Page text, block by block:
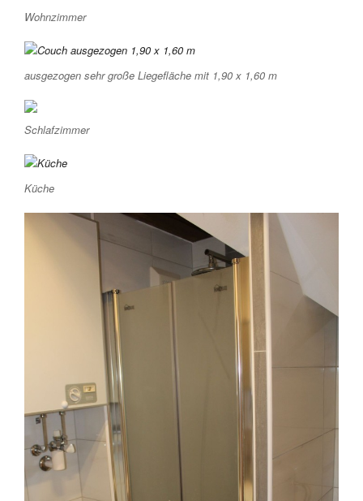
Wohnzimmer
ausgezogen sehr große Liegefläche mit 1,90 x 1,60 m
Schlafzimmer
Küche